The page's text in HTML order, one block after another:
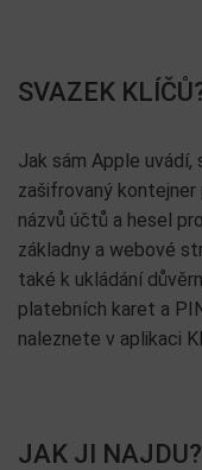
SVAZEK
Jak sám Apple uvádí,
zašifrovaný
názvů účtů a hesel
základny a webové
také k ukládání
platebních karet a
naleznete v aplikaci
JAK JI NAJDU?